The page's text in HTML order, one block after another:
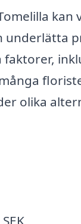
kan
olika